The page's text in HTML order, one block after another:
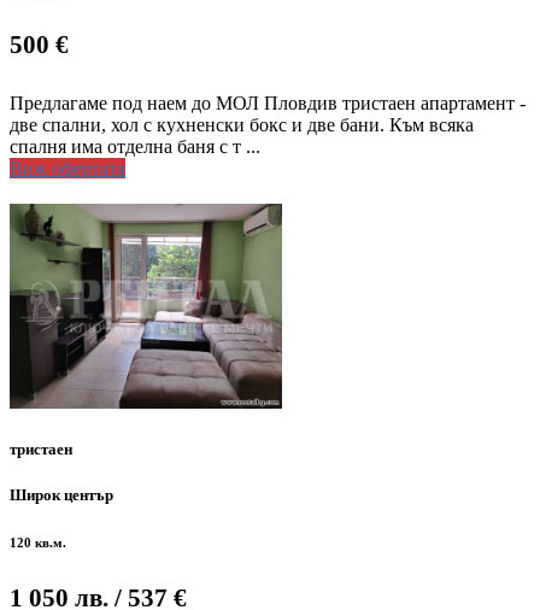
500 €
Предлагаме под наем до МОЛ Пловдив тристаен апартамент -
две спални, хол с кухненски бокс и две бани. Към всяка
спалня има отделна баня с т ...
Виж офертата
тристаен
Широк център
120 кв.м.
1 050 лв. / 537 €